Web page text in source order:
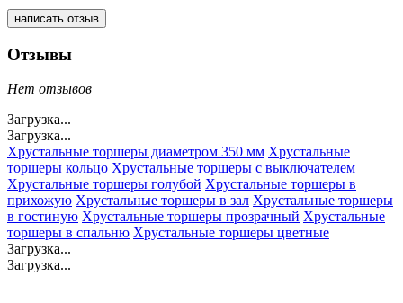
написать отзыв
Отзывы
Нет отзывов
Загрузка...
Загрузка...
Хрустальные торшеры диаметром 350 мм Хрустальные
торшеры кольцо Хрустальные торшеры с выключателем
Хрустальные торшеры голубой Хрустальные торшеры в
прихожую Хрустальные торшеры в зал Хрустальные торшеры
в гостиную Хрустальные торшеры прозрачный Хрустальные
торшеры в спальню Хрустальные торшеры цветные
Загрузка...
Загрузка...